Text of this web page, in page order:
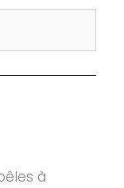
à